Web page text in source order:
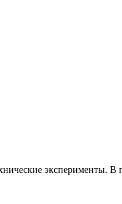
эксперименты. В